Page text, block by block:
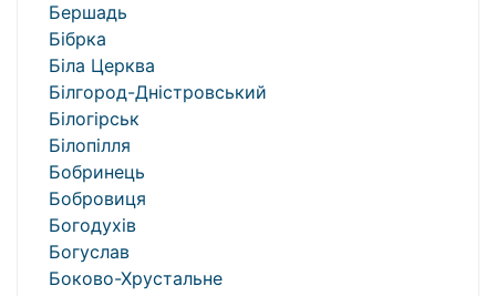
Бершадь
Бібрка
Біла Церква
Білгород-Дністровський
Білогірськ
Білопілля
Бобринець
Бобровиця
Богодухів
Богуслав
Боково-Хрустальне